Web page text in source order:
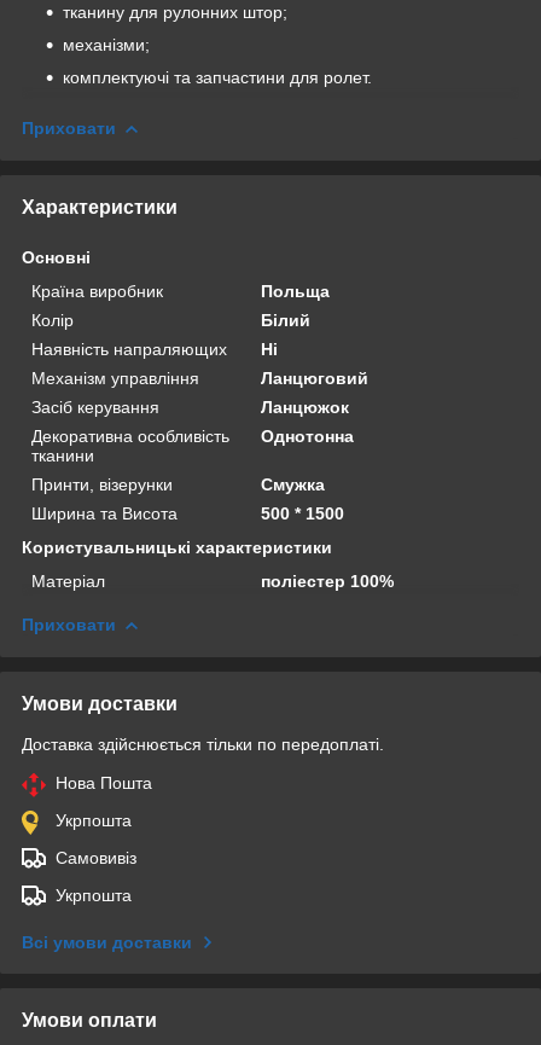
тканину для рулонних штор;
механізми;
комплектуючі та запчастини для ролет.
Приховати
Характеристики
Основні
Країна виробник
Польща
Колір
Білий
Наявність напраляющих
Ні
Механізм управління
Ланцюговий
Засіб керування
Ланцюжок
Декоративна особливість
тканини
Однотонна
Принти, візерунки
Смужка
Ширина та Висота
500 * 1500
Користувальницькі характеристики
Матеріал
поліестер 100%
Приховати
Умови доставки
Доставка здійснюється тільки по передоплаті.
Нова Пошта
Укрпошта
Самовивіз
Укрпошта
Всі умови доставки
Умови оплати